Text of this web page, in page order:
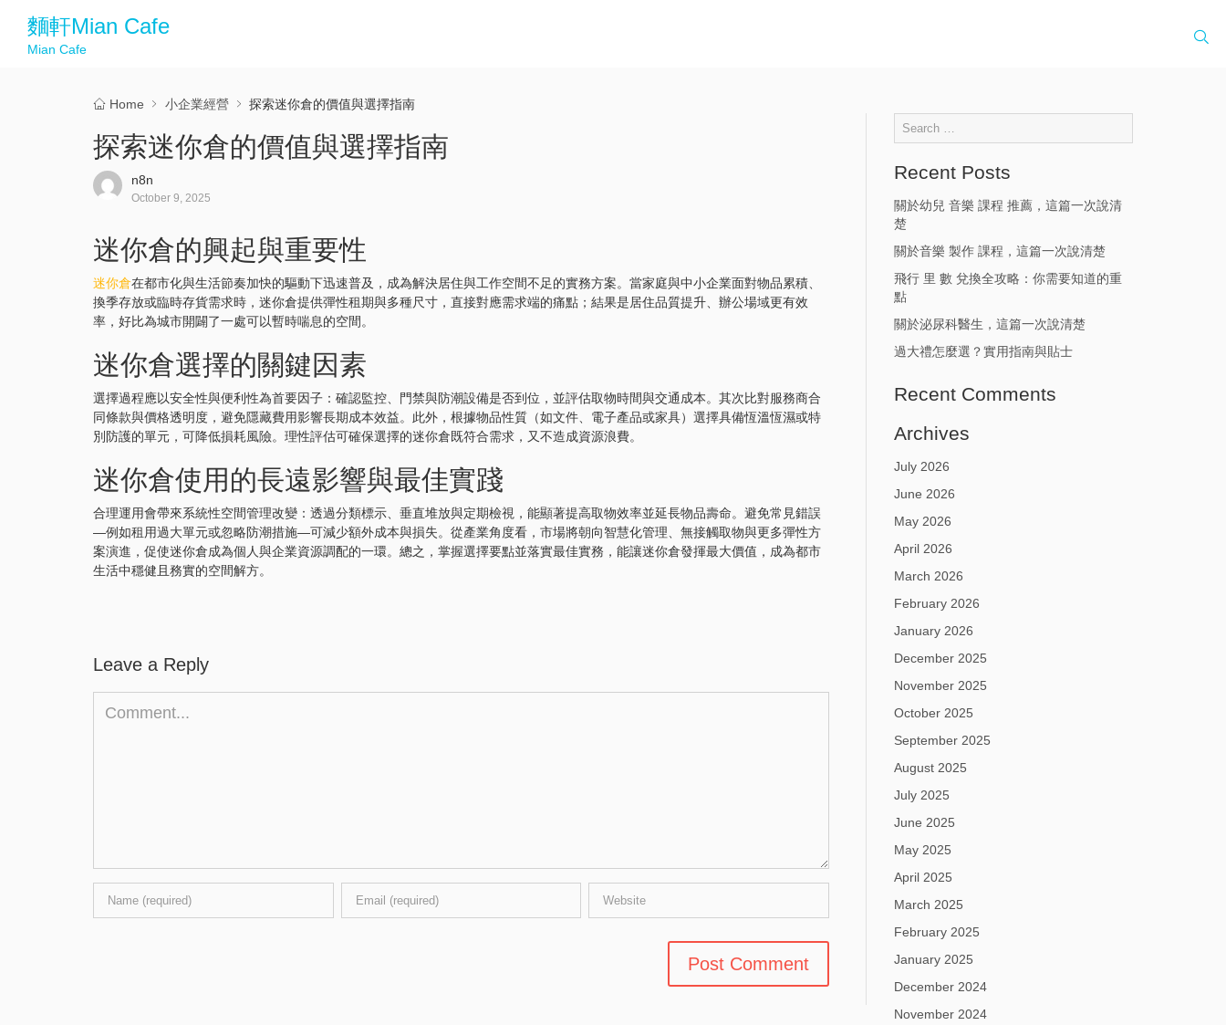
麵軒Mian Cafe
Mian Cafe
Home 小企業經營 探索迷你倉的價值與選擇指南
探索迷你倉的價值與選擇指南
n8n
October 9, 2025
迷你倉的興起與重要性
迷你倉在都市化與生活節奏加快的驅動下迅速普及，成為解決居住與工作空間不足的實務方案。當家庭與中小企業面對物品累積、
換季存放或臨時存貨需求時，迷你倉提供彈性租期與多種尺寸，直接對應需求端的痛點；結果是居住品質提升、辦公場域更有效
率，好比為城市開闢了一處可以暫時喘息的空間。
迷你倉選擇的關鍵因素
選擇過程應以安全性與便利性為首要因子：確認監控、門禁與防潮設備是否到位，並評估取物時間與交通成本。其次比對服務商合
同條款與價格透明度，避免隱藏費用影響長期成本效益。此外，根據物品性質（如文件、電子產品或家具）選擇具備恆溫恆濕或特
別防護的單元，可降低損耗風險。理性評估可確保選擇的迷你倉既符合需求，又不造成資源浪費。
迷你倉使用的長遠影響與最佳實踐
合理運用會帶來系統性空間管理改變：透過分類標示、垂直堆放與定期檢視，能顯著提高取物效率並延長物品壽命。避免常見錯誤
—例如租用過大單元或忽略防潮措施—可減少額外成本與損失。從產業角度看，市場將朝向智慧化管理、無接觸取物與更多彈性方
案演進，促使迷你倉成為個人與企業資源調配的一環。總之，掌握選擇要點並落實最佳實務，能讓迷你倉發揮最大價值，成為都市
生活中穩健且務實的空間解方。
Leave a Reply
Recent Posts
關於幼兒 音樂 課程 推薦，這篇一次說清
楚
關於音樂 製作 課程，這篇一次說清楚
飛行 里 數 兌換全攻略：你需要知道的重
點
關於泌尿科醫生，這篇一次說清楚
過大禮怎麼選？實用指南與貼士
Recent Comments
Archives
July 2026
June 2026
May 2026
April 2026
March 2026
February 2026
January 2026
December 2025
November 2025
October 2025
September 2025
August 2025
July 2025
June 2025
May 2025
April 2025
March 2025
February 2025
January 2025
December 2024
November 2024